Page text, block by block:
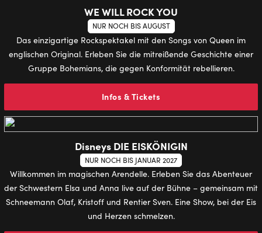
WE WILL ROCK YOU
NUR NOCH BIS AUGUST
Das einzigartige Rockspektakel mit den Songs von Queen im
englischen Original. Erleben Sie die mitreißende Geschichte einer
Gruppe Bohemians, die gegen Konformität rebellieren.
Infos & Tickets
Disneys DIE EISKÖNIGIN
NUR NOCH BIS JANUAR 2027
Willkommen im magischen Arendelle. Erleben Sie das Abenteuer
der Schwestern Elsa und Anna live auf der Bühne – gemeinsam mit
Schneemann Olaf, Kristoff und Rentier Sven. Eine Show, bei der Eis
und Herzen schmelzen.